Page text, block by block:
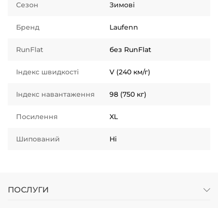
Сезон Зимові
Бренд Laufenn
RunFlat без RunFlat
Індекс швидкості V (240 км/г)
Індекс навантаження 98 (750 кг)
Посилення XL
Шипований Ні
ПОСЛУГИ